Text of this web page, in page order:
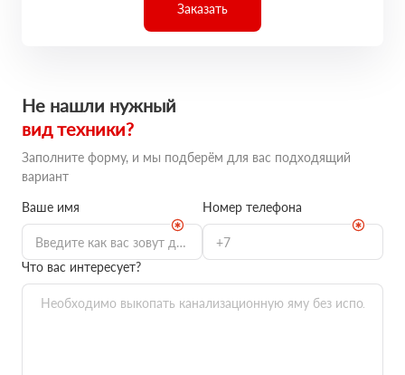
Заказать
Не нашли нужный
вид техники?
Заполните форму, и мы подберём для вас подходящий
вариант
Ваше имя
Номер телефона
Что вас интересует?